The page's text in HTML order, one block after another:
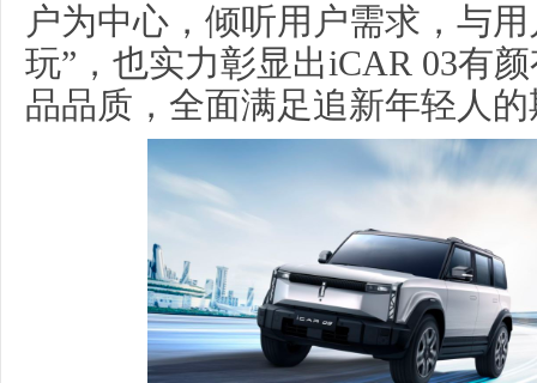
户为中心，倾听用户需求，与
玩”，也实力彰显出iCAR 03有
品品质，全面满足追新年轻人